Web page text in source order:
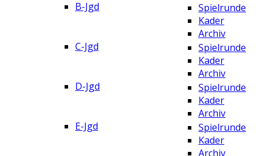
B-Jgd
Spielrunde
Kader
Archiv
C-Jgd
Spielrunde
Kader
Archiv
D-Jgd
Spielrunde
Kader
Archiv
E-Jgd
Spielrunde
Kader
Archiv